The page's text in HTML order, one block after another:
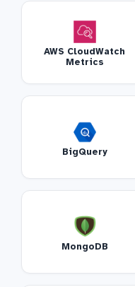
AWS CloudWatch
Metrics
BigQuery
MongoDB